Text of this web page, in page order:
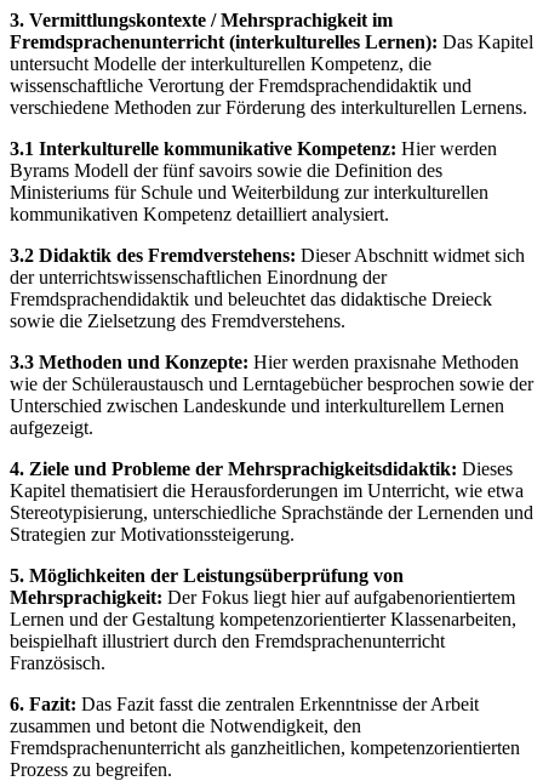
3. Vermittlungskontexte / Mehrsprachigkeit im
Fremdsprachenunterricht (interkulturelles Lernen): Das Kapitel
untersucht Modelle der interkulturellen Kompetenz, die
wissenschaftliche Verortung der Fremdsprachendidaktik und
verschiedene Methoden zur Förderung des interkulturellen Lernens.
3.1 Interkulturelle kommunikative Kompetenz: Hier werden
Byrams Modell der fünf savoirs sowie die Definition des
Ministeriums für Schule und Weiterbildung zur interkulturellen
kommunikativen Kompetenz detailliert analysiert.
3.2 Didaktik des Fremdverstehens: Dieser Abschnitt widmet sich
der unterrichtswissenschaftlichen Einordnung der
Fremdsprachendidaktik und beleuchtet das didaktische Dreieck
sowie die Zielsetzung des Fremdverstehens.
3.3 Methoden und Konzepte: Hier werden praxisnahe Methoden
wie der Schüleraustausch und Lerntagebücher besprochen sowie der
Unterschied zwischen Landeskunde und interkulturellem Lernen
aufgezeigt.
4. Ziele und Probleme der Mehrsprachigkeitsdidaktik: Dieses
Kapitel thematisiert die Herausforderungen im Unterricht, wie etwa
Stereotypisierung, unterschiedliche Sprachstände der Lernenden und
Strategien zur Motivationssteigerung.
5. Möglichkeiten der Leistungsüberprüfung von
Mehrsprachigkeit: Der Fokus liegt hier auf aufgabenorientiertem
Lernen und der Gestaltung kompetenzorientierter Klassenarbeiten,
beispielhaft illustriert durch den Fremdsprachenunterricht
Französisch.
6. Fazit: Das Fazit fasst die zentralen Erkenntnisse der Arbeit
zusammen und betont die Notwendigkeit, den
Fremdsprachenunterricht als ganzheitlichen, kompetenzorientierten
Prozess zu begreifen.